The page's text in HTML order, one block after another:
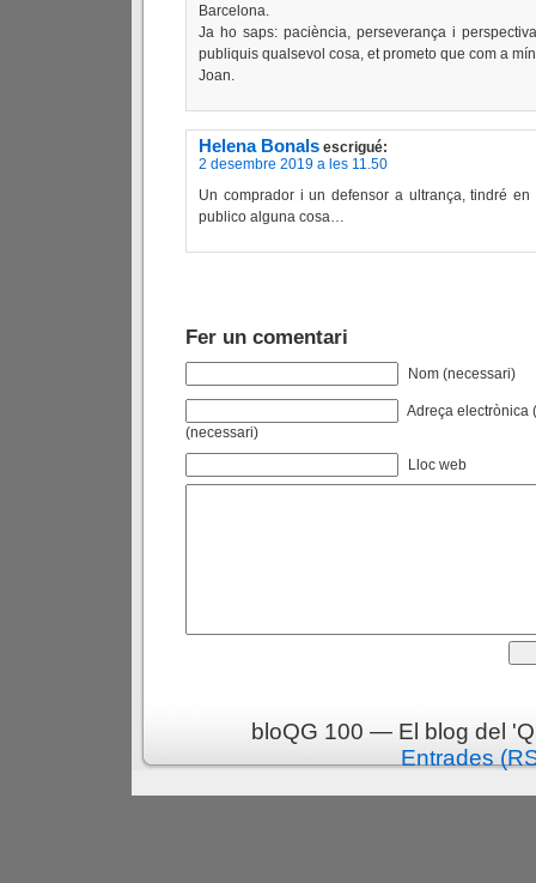
Barcelona.
Ja ho saps: paciència, perseverança i
publiquis qualsevol cosa, et prometo que com a
Joan.
Helena Bonals escrigué:
2 desembre 2019 a les 11.50
Un comprador i un defensor a ultrança, tindré en
publico alguna cosa…
Fer un comentari
Nom (necessari)
Adreça electrònica
(necessari)
Lloc web
bloQG 100 — El blog del
Entrades